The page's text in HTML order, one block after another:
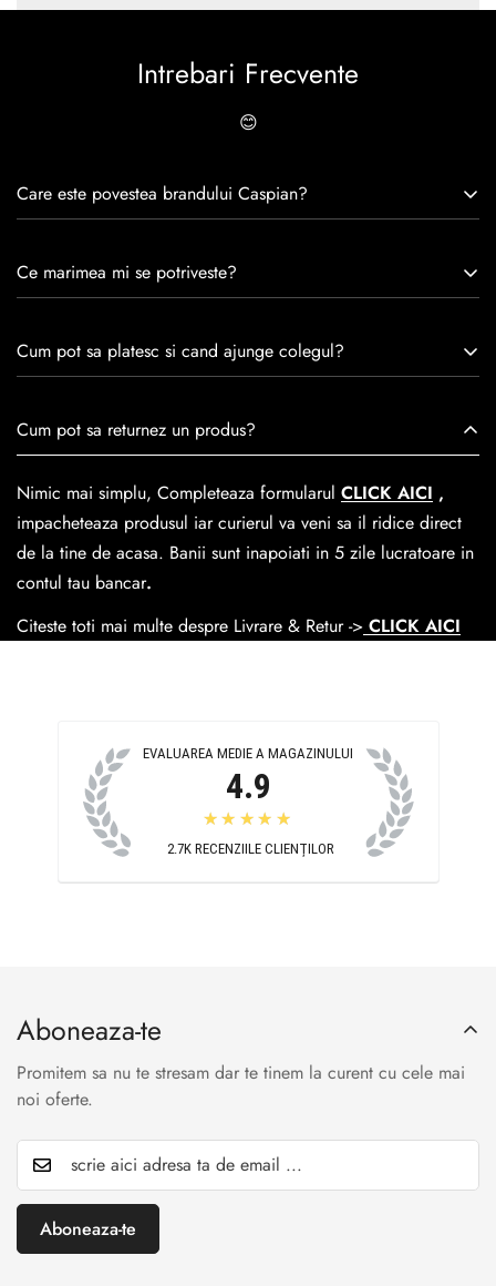
Intrebari Frecvente
😊
Care este povestea brandului Caspian?
experiență de peste 30 de ani în industria modei, Caspian se
satisfacția clienților.Fiecare pereche de încălțăminte Caspian
este creată cu mândrie de meșteri pricepuți, care aduc la
trecerea timpului.
Ce marimea mi se potriveste?
Cum pot sa platesc si cand ajunge colegul?
medie livrarea dureaza 1-2 zilelucratoare prin
Easybox-ul Emag.
Cosul de livrareeste 15 lei pentru o comanda mai mica de
390 lei si Gratuit pentru o comanda de peste 390 lei.
Cum pot sa returnez un produs?
Nimic mai simplu, Completeaza formularul CLICK AICI ,
impacheteaza produsul iar curierul va veni sa il ridice direct
de la tine de acasa. Banii sunt inapoiati in 5 zile lucratoare in
contul tau bancar.
Citeste toti mai multe despre Livrare & Retur -> CLICK AICI
EVALUAREA MEDIE A MAGAZINULUI
4.9
★★★★★
2.7K RECENZIILE CLIENȚILOR
Aboneaza-te
Promitem sa nu te stresam dar te tinem la curent cu cele mai
noi oferte.
Aboneaza-te